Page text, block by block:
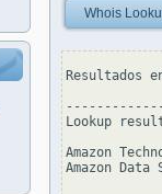
Whois
Resultados
Lookup
Amazon
Amazon